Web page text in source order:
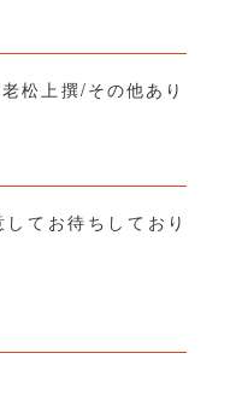
松上撰/その他あり
てお待ちしており